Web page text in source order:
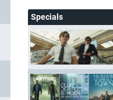
Specials